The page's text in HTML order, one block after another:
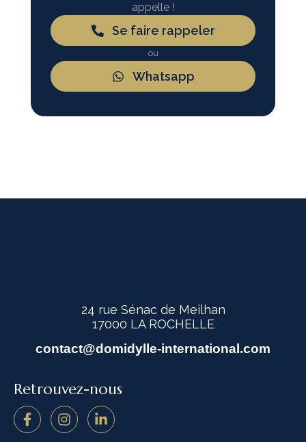
appelle !
Se faire rappeler
ou
Whatsapp
24 rue Sénac de Meilhan
17000 LA ROCHELLE
contact@domidylle-international.com
Retrouvez-nous